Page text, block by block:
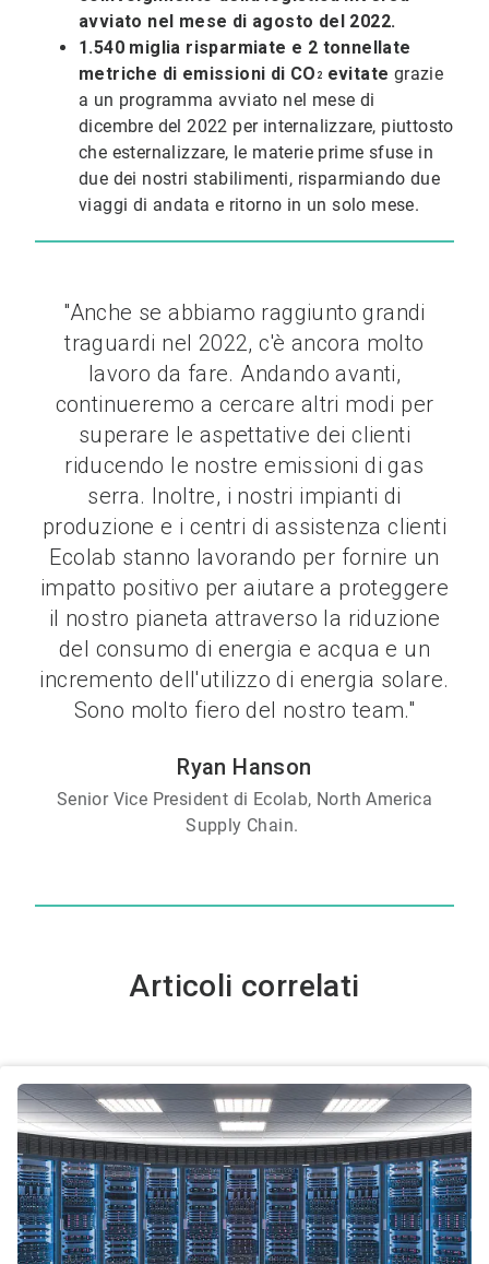
avviato nel mese di agosto del 2022.
1.540 miglia risparmiate e 2 tonnellate
metriche di emissioni di CO 2 evitate grazie
a un programma avviato nel mese di
dicembre del 2022 per internalizzare, piuttosto
che esternalizzare, le materie prime sfuse in
due dei nostri stabilimenti, risparmiando due
viaggi di andata e ritorno in un solo mese.
"Anche se abbiamo raggiunto grandi
traguardi nel 2022, c'è ancora molto
lavoro da fare. Andando avanti,
continueremo a cercare altri modi per
superare le aspettative dei clienti
riducendo le nostre emissioni di gas
serra. Inoltre, i nostri impianti di
produzione e i centri di assistenza clienti
Ecolab stanno lavorando per fornire un
impatto positivo per aiutare a proteggere
il nostro pianeta attraverso la riduzione
del consumo di energia e acqua e un
incremento dell'utilizzo di energia solare.
Sono molto fiero del nostro team."
Ryan Hanson
Senior Vice President di Ecolab, North America
Supply Chain.
Articoli correlati